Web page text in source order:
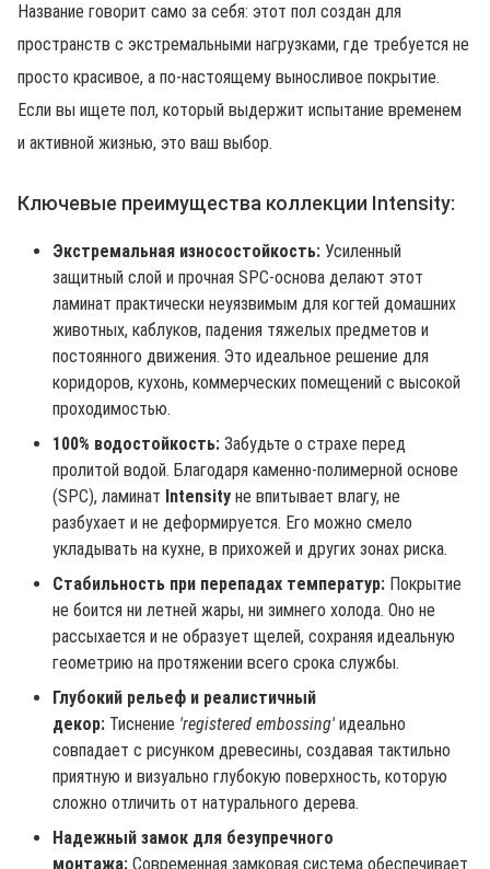
Название говорит само за себя: этот пол создан для
пространств с экстремальными нагрузками, где требуется не
просто красивое, а по-настоящему выносливое покрытие.
Если вы ищете пол, который выдержит испытание временем
и активной жизнью, это ваш выбор.
Ключевые преимущества коллекции Intensity:
Экстремальная износостойкость: Усиленный
защитный слой и прочная SPC-основа делают этот
ламинат практически неуязвимым для когтей домашних
животных, каблуков, падения тяжелых предметов и
постоянного движения. Это идеальное решение для
коридоров, кухонь, коммерческих помещений с высокой
проходимостью.
100% водостойкость: Забудьте о страхе перед
пролитой водой. Благодаря каменно-полимерной основе
(SPC), ламинат Intensity не впитывает влагу, не
разбухает и не деформируется. Его можно смело
укладывать на кухне, в прихожей и других зонах риска.
Стабильность при перепадах температур: Покрытие
не боится ни летней жары, ни зимнего холода. Оно не
рассыхается и не образует щелей, сохраняя идеальную
геометрию на протяжении всего срока службы.
Глубокий рельеф и реалистичный
декор: Тиснение 'registered embossing' идеально
совпадает с рисунком древесины, создавая тактильно
приятную и визуально глубокую поверхность, которую
сложно отличить от натурального дерева.
Надежный замок для безупречного
монтажа: Современная замковая система обеспечивает